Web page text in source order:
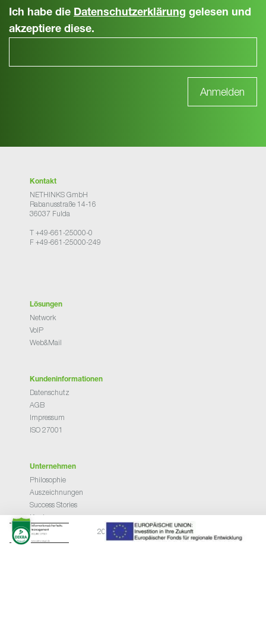
Ich habe die Datenschutzerklärung gelesen und
akzeptiere diese.
Kontakt
NETHINKS GmbH
Rabanusstraße 14-16
36037 Fulda
T +49-661-25000-0
F +49-661-25000-249
Lösungen
Network
VoIP
Web&Mail
Kundeninformationen
Datenschutz
AGB
Impressum
ISO 27001
Unternehmen
Philosophie
Auszeichnungen
Success Stories
Karriere
News
2026 © NETHINKS GmbH